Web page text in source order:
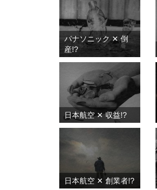
パナソニック ✕ 倒
産!?
日本航空 ✕ 収益!?
日本航空 ✕ 創業者!?